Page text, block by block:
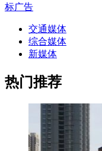
标广告
交通媒体
综合媒体
新媒体
热门推荐